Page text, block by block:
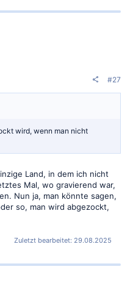
#27
wird, wenn man nicht
Land, in dem ich nicht
Mal, wo gravierend war,
Nun ja, man könnte sagen,
so, man wird abgezockt,
Zuletzt bearbeitet: 29.08.2025